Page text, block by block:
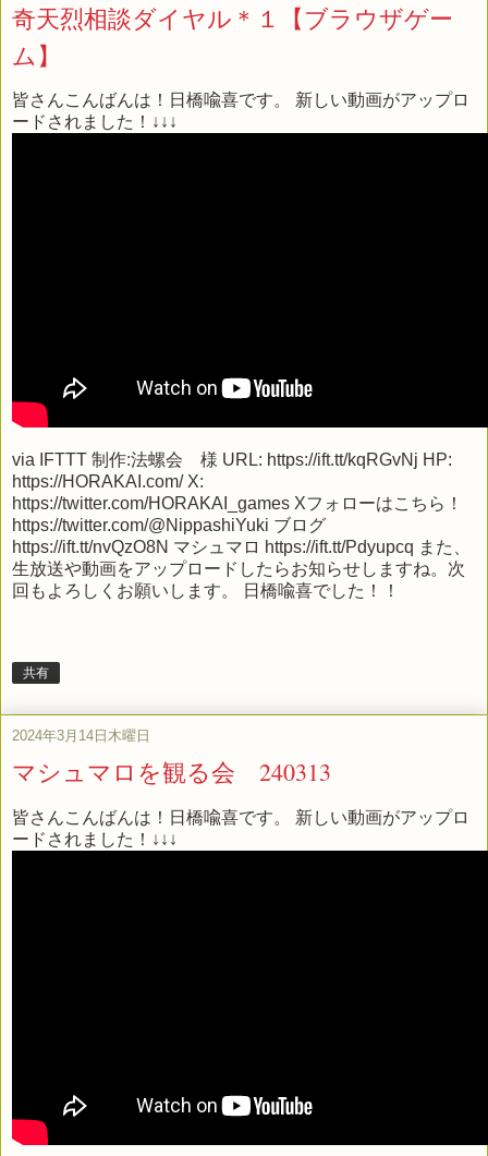
奇天烈相談ダイヤル＊１【ブラウザゲー
ム】
皆さんこんばんは！日橋喩喜です。 新しい動画がアップロ
ードされました！↓↓↓
via IFTTT 制作:法螺会 様 URL: https://ift.tt/kqRGvNj HP:
https://HORAKAI.com/ X:
https://twitter.com/HORAKAI_games Xフォローはこちら！
https://twitter.com/@NippashiYuki ブログ
https://ift.tt/nvQzO8N マシュマロ https://ift.tt/Pdyupcq また、
生放送や動画をアップロードしたらお知らせしますね。次
回もよろしくお願いします。 日橋喩喜でした！！
共有
2024年3月14日木曜日
マシュマロを観る会 240313
皆さんこんばんは！日橋喩喜です。 新しい動画がアップロ
ードされました！↓↓↓